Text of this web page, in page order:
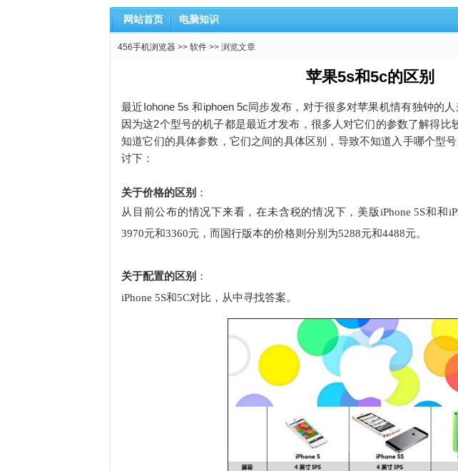
网站首页 电脑知识
456手机浏览器 >> 软件 >> 浏览文章
苹果5s和5c的区别
最近Iohone 5s 和iphoen 5c同步发布，对于很多对苹果机情有独钟的
因为这2个型号的机子都是最近才发布，很多人对它们的参数了解得比
知道它们的具体参数，它们之间的具体区别，导致不知道入手哪个型
讨下：
关于价格的区别 ：
从目前公布的情况下来看，在未含税的情况下，美版iPhone 5S和和
3970元和3360元，而国行版本的价格则分别为5288元和4488元。
关于配置的区别 ：
iPhone 5S和5C对比，从中寻找答案。